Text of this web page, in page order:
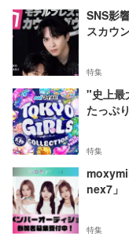
SNS影
スカウ
特集
"史上最
たっぷ
特集
nex7」
特集